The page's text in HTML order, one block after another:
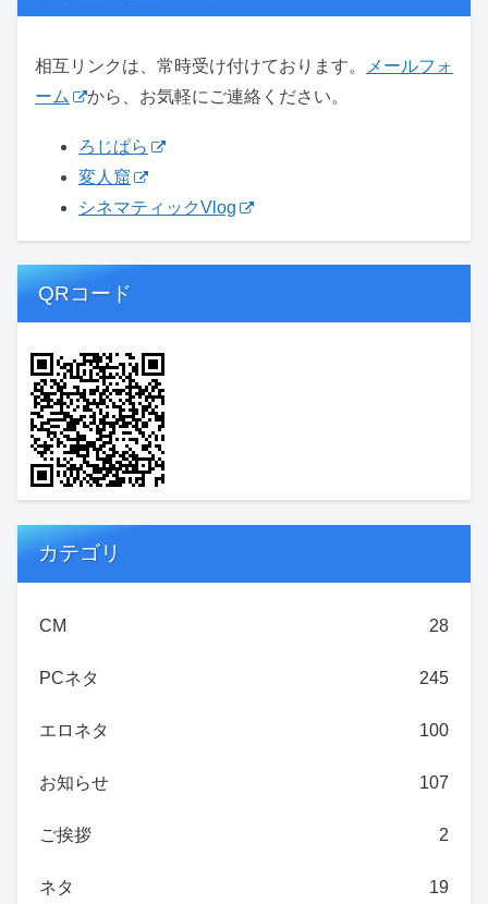
相互リンクは、常時受け付けております。
メールフォ
ーム
から、お気軽にご連絡ください。
ろじぱら
変人窟
シネマティックVlog
QRコード
カテゴリ
CM 28
PCネタ 245
エロネタ 100
お知らせ 107
ご挨拶 2
ネタ 19